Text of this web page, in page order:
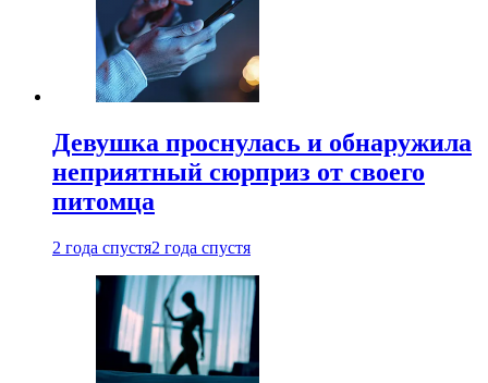
Девушка проснулась и обнаружила
неприятный сюрприз от своего
питомца
2 года спустя2 года спустя